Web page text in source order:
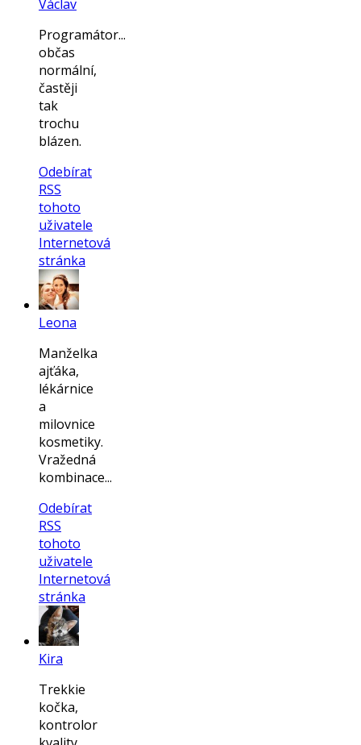
Václav
Programátor...
občas
normální,
častěji
tak
trochu
blázen.
Odebírat
RSS
tohoto
uživatele
Internetová
stránka
Leona
Manželka
ajťáka,
lékárnice
a
milovnice
kosmetiky.
Vražedná
kombinace...
Odebírat
RSS
tohoto
uživatele
Internetová
stránka
Kira
Trekkie
kočka,
kontrolor